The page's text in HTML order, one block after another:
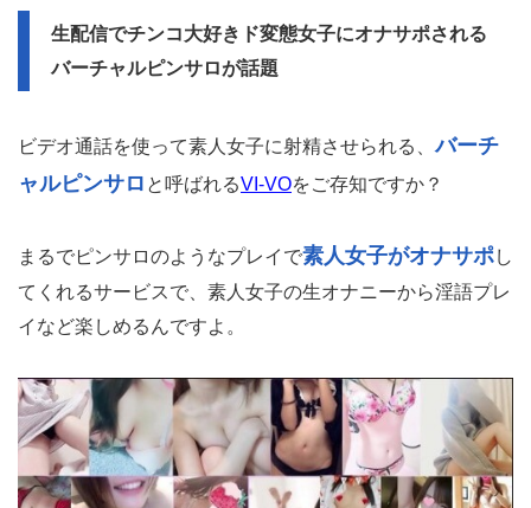
生配信でチンコ大好きド変態女子にオナサポされる
バーチャルピンサロが話題
ビデオ通話を使って素人女子に射精させられる、バーチ
ャルピンサロ と呼ばれるVI-VOをご存知ですか？
まるでピンサロのようなプレイで素人女子がオナサポし
てくれるサービスで、素人女子の生オナニーから淫語プレ
イなど楽しめるんですよ。